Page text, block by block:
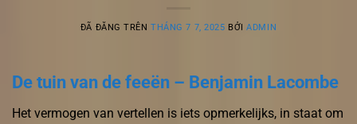
ĐÃ ĐĂNG TRÊNTHÁNG 7 7, 2025 BỞIADMIN
De tuin van de feeën – Benjamin Lacombe
Het vermogen van vertellen is iets opmerkelijks, in staat om